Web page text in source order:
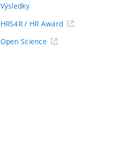
Výsledky
HRS4R / HR Award
Open Science